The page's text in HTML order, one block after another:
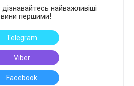
найважливіші
першими!
Telegram
Viber
Facebook